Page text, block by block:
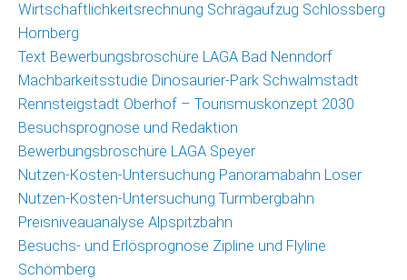
Saisonmonitoring
Skigebiete
Deutschland
Veröffentlichungen
Projekte
Nachrichten
Nachrichtenarchiv
Team
Wirtschaftlichkeitsrechnung Schrägaufzug Schlossberg
Hornberg
Text Bewerbungsbroschüre LAGA Bad Nenndorf
Machbarkeitsstudie Dinosaurier-Park Schwalmstadt
Rennsteigstadt Oberhof – Tourismuskonzept 2030
Besuchsprognose und Redaktion
Bewerbungsbroschüre LAGA Speyer
Nutzen-Kosten-Untersuchung Panoramabahn Loser
Nutzen-Kosten-Untersuchung Turmbergbahn
Preisniveauanalyse Alpspitzbahn
Besuchs- und Erlösprognose Zipline und Flyline
Schömberg